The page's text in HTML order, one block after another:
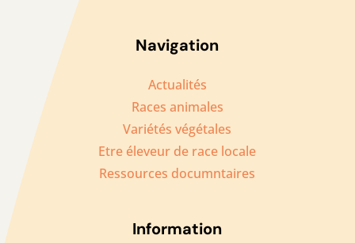
Navigation
Actualités
Races animales
Variétés végétales
Etre éleveur de race locale
Ressources documntaires
Information